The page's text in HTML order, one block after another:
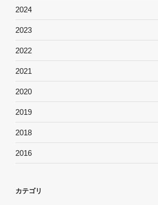
2024
2023
2022
2021
2020
2019
2018
2016
カテゴリ